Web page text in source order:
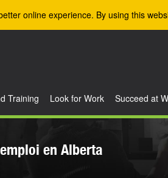
online experience. By using this
Training Look for Work Succeed at
en Alberta